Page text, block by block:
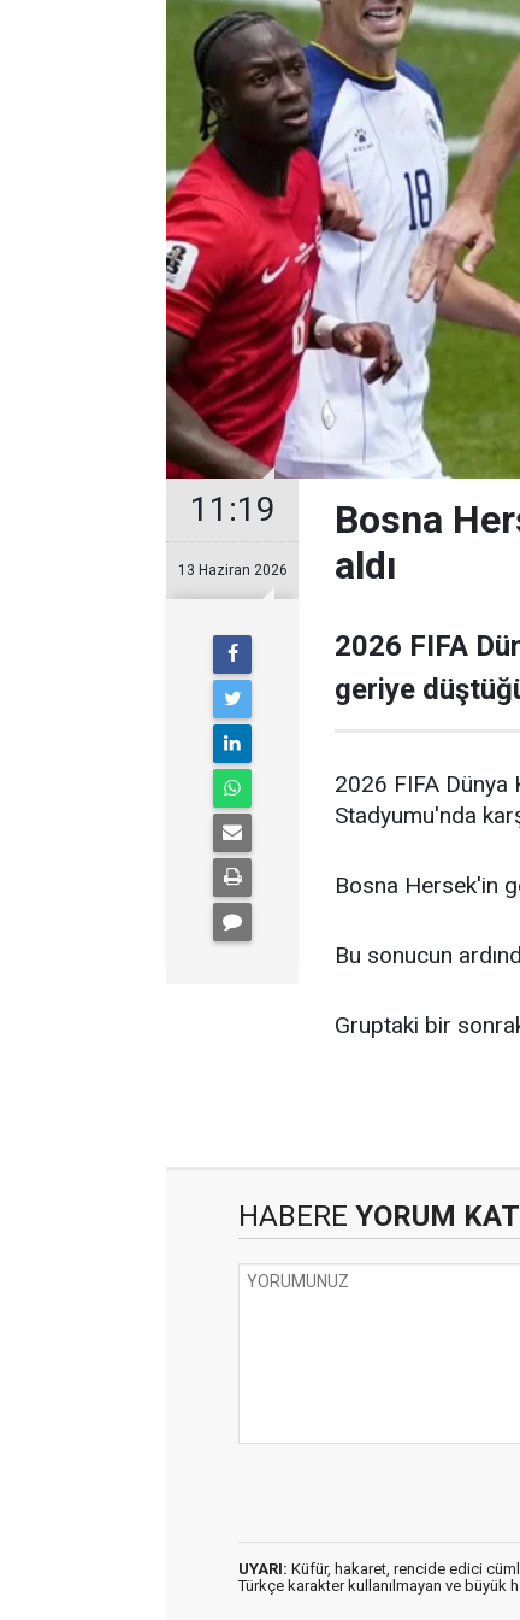
11:19
13 Haziran 2026
Bosna
aldı
2026 FIFA
geriye
2026 FIFA Dünya
Stadyumu'nda
Bosna Hersek'in
Bu sonucun
Gruptaki bir
HABERE YORUM KAT
UYARI: Küfür, hakaret, rencide edici
Türkçe karakter kullanılmayan ve büyük